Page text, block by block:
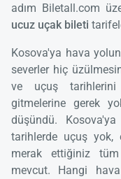
adım Biletall.com
ucuz uçak bileti
Kosova'ya hava
severler hiç
ve uçuş tarihlerini
gitmelerine gerek
düşündü.
tarihlerde uçuş yok,
merak ettiğiniz tüm
mevcut. Hangi